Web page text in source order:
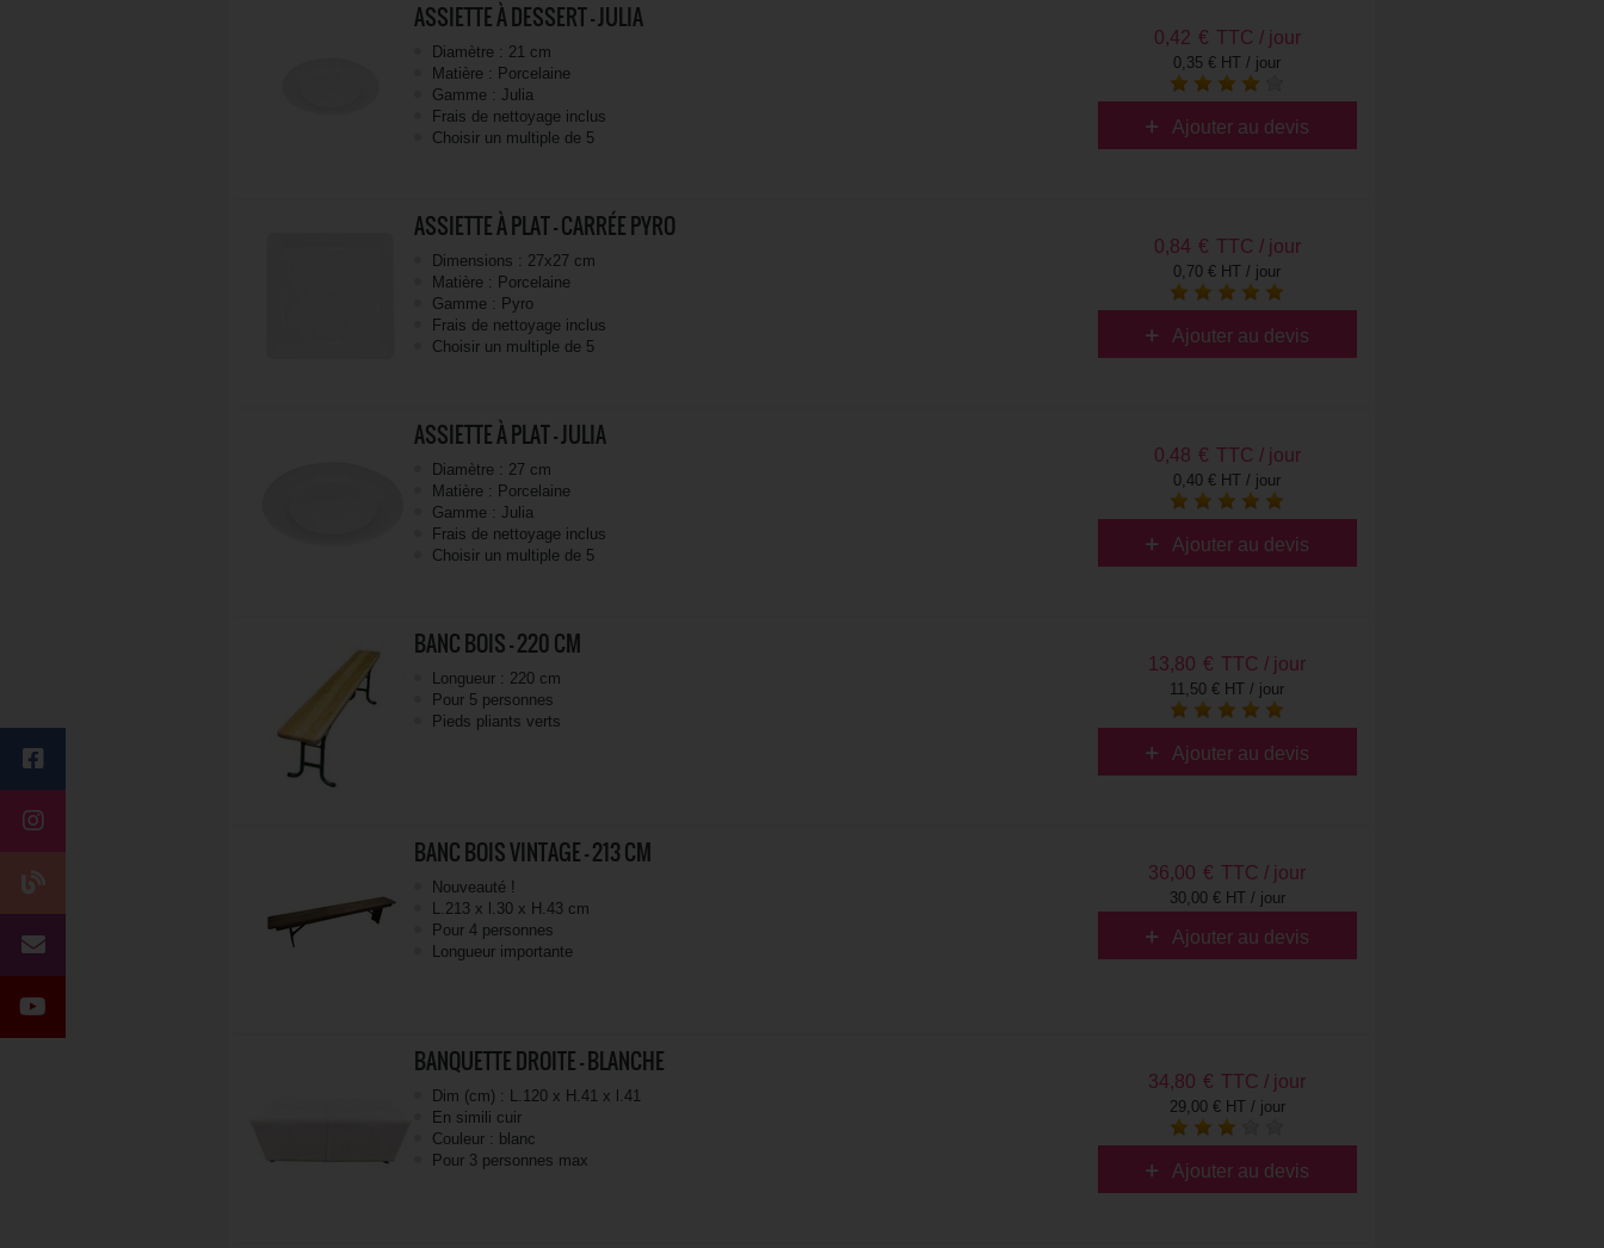
ASSIETTE À DESSERT - JULIA
Diamètre : 21 cm
Matière : Porcelaine
Gamme : Julia
Frais de nettoyage inclus
Choisir un multiple de 5
0,42 € TTC / jour
0,35 € HT / jour
Ajouter au devis
ASSIETTE À PLAT - CARRÉE PYRO
Dimensions : 27x27 cm
Matière : Porcelaine
Gamme : Pyro
Frais de nettoyage inclus
Choisir un multiple de 5
0,84 € TTC / jour
0,70 € HT / jour
Ajouter au devis
ASSIETTE À PLAT - JULIA
Diamètre : 27 cm
Matière : Porcelaine
Gamme : Julia
Frais de nettoyage inclus
Choisir un multiple de 5
0,48 € TTC / jour
0,40 € HT / jour
Ajouter au devis
BANC BOIS - 220 CM
Longueur : 220 cm
Pour 5 personnes
Pieds pliants verts
13,80 € TTC / jour
11,50 € HT / jour
Ajouter au devis
BANC BOIS VINTAGE - 213 CM
Nouveauté !
L.213 x l.30 x H.43 cm
Pour 4 personnes
Longueur importante
36,00 € TTC / jour
30,00 € HT / jour
Ajouter au devis
BANQUETTE DROITE - BLANCHE
Dim (cm) : L.120 x H.41 x l.41
En simili cuir
Couleur : blanc
Pour 3 personnes max
34,80 € TTC / jour
29,00 € HT / jour
Ajouter au devis